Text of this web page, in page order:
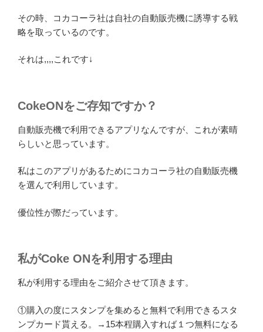
その時、コカコーラ社は自社の自動販売機に誘導する戦
略を取っているのです。
それは,,,,これです↓
CokeONをご存知ですか？
自動販売機で利用できるアプリなんですが、これが素晴
らしいと思っています。
私はこのアプリがあるためにコカコーラ社の自動販売機
を選んで利用しています。
優位性が際だっています。
私がCoke ONを利用する理由
私が利用する理由をご紹介させて頂きます。
①購入の度にスタンプを集めると無料で利用できるスタ
ンプカード貰える。→15本程購入すれば１つ無料になる